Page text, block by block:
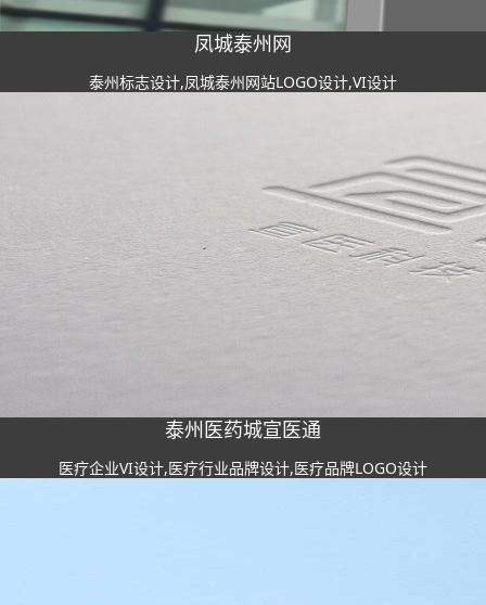
凤城泰州网
泰州标志设计,凤城泰州网站LOGO设计,VI设计
泰州医药城宣医通
医疗企业VI设计,医疗行业品牌设计,医疗品牌LOGO设计